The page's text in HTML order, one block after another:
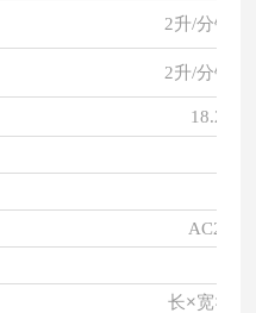
2升/分钟(
2升/分钟(
长×宽×高